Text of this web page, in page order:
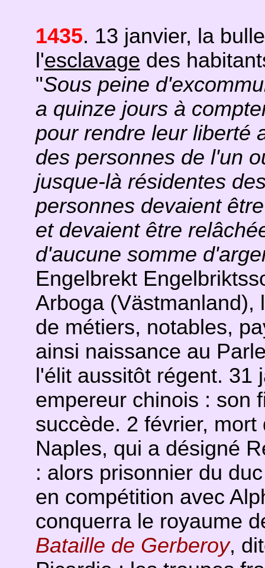
1435. 13 janvier, la
l'esclavage des
"Sous peine
a quinze jours à
pour rendre leur liberté
des personnes de l'un
jusque-là résidentes
personnes devaient
et devaient être
d'aucune somme
Engelbrekt
Arboga (Västmanland),
de métiers, notables,
ainsi naissance au
l'élit aussitôt régent. 31
empereur chinois : son
succède. 2 février,
Naples, qui a désigné
: alors prisonnier du
en compétition avec
conquerra le royaume
Bataille de Gerberoy,